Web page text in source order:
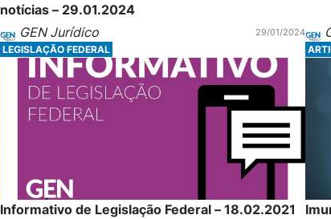
notícias – 29.01.2024
GEN Jurídico
29/01/2024
LEGISLAÇÃO FEDERAL
Informativo de Legislação Federal – 18.02.2021